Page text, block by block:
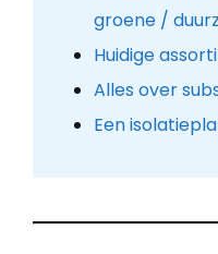
groene /
Huidige
Alles over
Een